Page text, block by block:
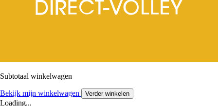
Subtotaal winkelwagen
Bekijk mijn winkelwagen Verder winkelen
Loading...